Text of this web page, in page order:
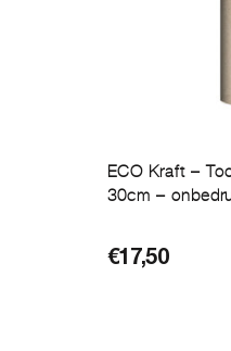
ECO Kraft –
30cm –
€17,50